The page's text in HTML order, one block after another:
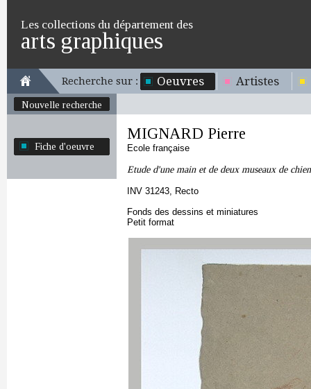
Les collections du département des
arts graphiques
Recherche sur : Oeuvres Artistes
Nouvelle recherche
Fiche d'oeuvre
MIGNARD Pierre
Ecole française
Etude d'une main et de deux museaux de
INV 31243, Recto
Fonds des dessins et miniatures
Petit format